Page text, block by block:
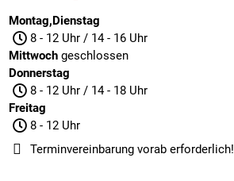
Montag,Dienstag
8 - 12 Uhr / 14 - 16 Uhr
Mittwochgeschlossen
Donnerstag
8 - 12 Uhr / 14 - 18 Uhr
Freitag
8 - 12 Uhr
Terminvereinbarungvorab erforderlich!